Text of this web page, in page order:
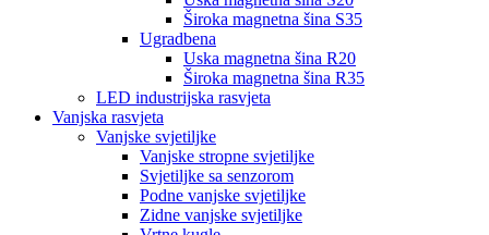
Široka magnetna šina S35
Ugradbena
Uska magnetna šina R20
Široka magnetna šina R35
LED industrijska rasvjeta
Vanjska rasvjeta
Vanjske svjetiljke
Vanjske stropne svjetiljke
Svjetiljke sa senzorom
Podne vanjske svjetiljke
Zidne vanjske svjetiljke